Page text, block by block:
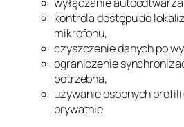
kontrola dostępu do
mikrofonu,
czyszczenie danych po
ograniczenie
potrzebna,
używanie osobnych profili
prywatnie.